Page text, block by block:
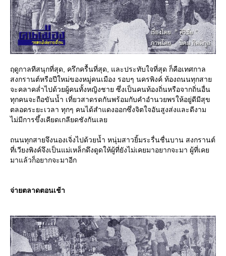
ฤดูกาลทีสนุกที่สุด, ครึกครื้นที่สุด, และประทับใจที่สุด ก็คือเทศกาล
สงกรานต์หรือปีใหม่ของหมู่คนเมือง รอบๆ นครพิงค์ ท้องถนนทุกสา
จะคลาคล่ำไปด้วยผู้คนทั้งหญิงชาย ซึ่งเป็นคนท้องถิ่นหรือจากถิ่นอื่น
ทุกคนจะถือขันน้ำ เที่ยวสาดรดกันพร้อมกับคำอำนวยพรให้อยู่ดีมีสุข
ตลอดระยะเวลา ทุกๆ คนได้สำแดงออกซึ่งจิตใจอันสูงส่งและดีงาม
ไม่มีการขึ้งเคียดเกลียดชังกันเล
ถนนทุกสายจึงนองเจิ่งไปด้วยน้ำ หนุ่มสาวยิ้มระรื่นชื่นบาน สงกรานต์
ที่เวียงพิงค์จึงเป็นแม่เหล็กดึงดูดให้ผู้ที่ยังไม่เคยมาอยากจะมา ผู้ที่เค
มาแล้วก็อยากจะมาอีก
จ่ายตลาดตอนเช้า